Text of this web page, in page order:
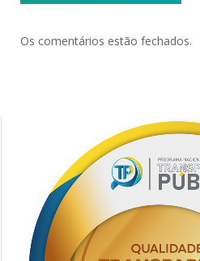
Os comentários estão fechados.